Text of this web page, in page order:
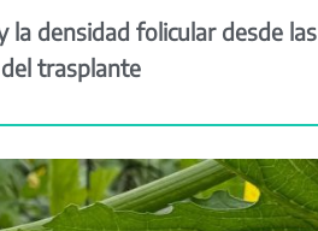
la densidad folicular desde las
trasplante